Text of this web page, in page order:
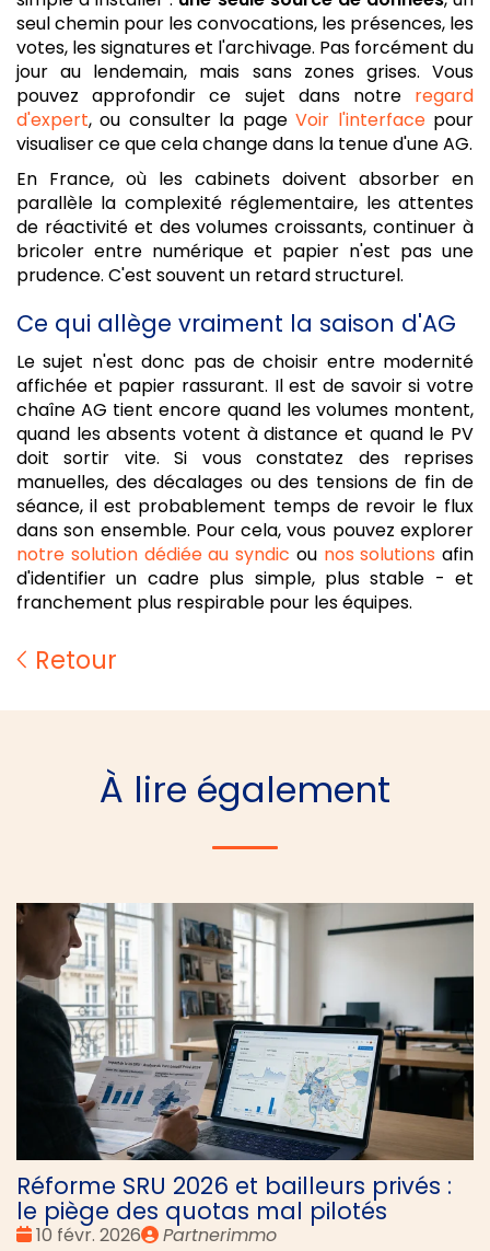
seul chemin pour les convocations, les présences, les
votes, les signatures et l'archivage. Pas forcément du
jour au lendemain, mais sans zones grises. Vous
pouvez approfondir ce sujet dans notre regard
d'expert, ou consulter la pageVoir l'interfacepour
visualiser ce que cela change dans la tenue d'une AG.
En France, où les cabinets doivent absorber en
parallèle la complexité réglementaire, les attentes
de réactivité et des volumes croissants, continuer à
bricoler entre numérique et papier n'est pas une
prudence. C'est souvent un retard structurel.
Ce qui allège vraiment la saison d'AG
Le sujet n'est donc pas de choisir entre modernité
affichée et papier rassurant. Il est de savoir si votre
chaîne AG tient encore quand les volumes montent,
quand les absents votent à distance et quand le PV
doit sortir vite. Si vous constatez des reprises
manuelles, des décalages ou des tensions de fin de
séance, il est probablement temps de revoir le flux
dans son ensemble. Pour cela, vous pouvez explorer
notre solution dédiée au syndic ou nos solutions afin
d'identifier un cadre plus simple, plus stable - et
franchement plus respirable pour les équipes.
Retour
À lire également
Réforme SRU 2026 et bailleurs privés :
le piège des quotas mal pilotés
Date
10 févr. 2026
Publié
Partnerimmo